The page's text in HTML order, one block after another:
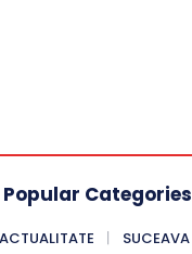
Popular Categories
ACTUALITATE SUCEAVA